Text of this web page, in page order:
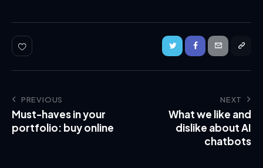
PREVIOUS
Must-haves in your
portfolio: buy online
NEXT
What we like and
dislike about AI
chatbots